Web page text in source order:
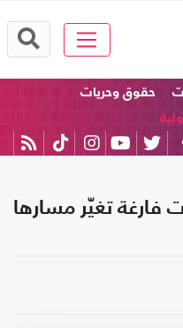
حقوق وحريات
فارغة تغيّر مسارها